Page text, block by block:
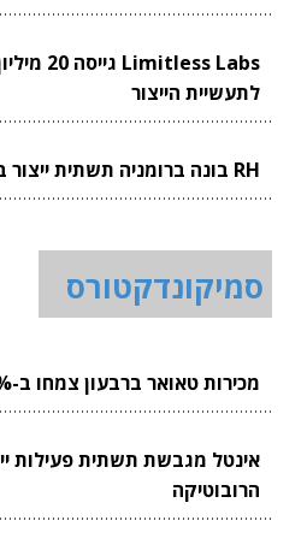
לתעשיית הייצור
RH בונה ברומניה תשתית ייצור ביטחוני ישראלית
סמיקונדקטורס
מכירות טאואר ברבעון צמחו ב-24%
אינטל מגבשת תשתית פעילות
הרובוטיקה